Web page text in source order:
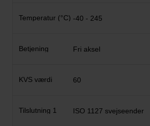
-40 - 245
Fri aksel
60
ISO 1127 svejseender